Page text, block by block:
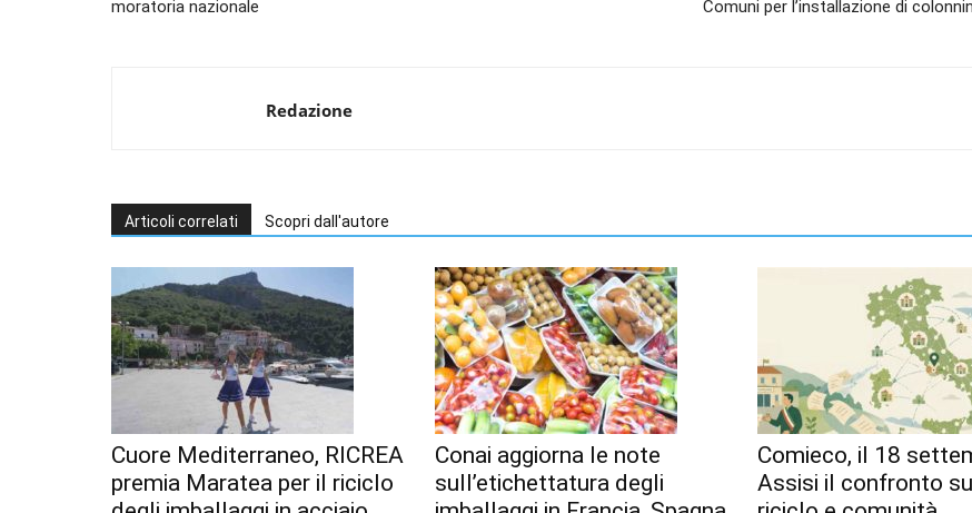
moratoria nazionale
Comuni per l’installazione di
Redazione
Articoli correlati Scopri dall'autore
Cuore Mediterraneo, RICREA
premia Maratea per il riciclo
Conai aggiorna le note
sull’etichettatura degli
Comieco, il 18
Assisi il confronto